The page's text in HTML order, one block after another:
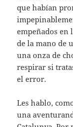
que habían
empeñados en
de la mano de
una onza de
respirar si
el error.
Les hablo,
una